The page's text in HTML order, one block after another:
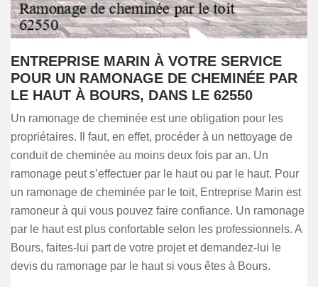
ENTREPRISE MARIN À VOTRE SERVICE
POUR UN RAMONAGE DE CHEMINÉE PAR
LE HAUT À BOURS, DANS LE 62550
Un ramonage de cheminée est une obligation pour les
propriétaires. Il faut, en effet, procéder à un nettoyage de
conduit de cheminée au moins deux fois par an. Un
ramonage peut s’effectuer par le haut ou par le haut. Pour
un ramonage de cheminée par le toit, Entreprise Marin est
ramoneur à qui vous pouvez faire confiance. Un ramonage
par le haut est plus confortable selon les professionnels. A
Bours, faites-lui part de votre projet et demandez-lui le
devis du ramonage par le haut si vous êtes à Bours.